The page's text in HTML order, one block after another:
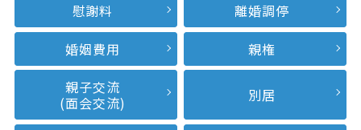
慰謝料
離婚調停
婚姻費用
親権
親子交流
(面会交流)
別居